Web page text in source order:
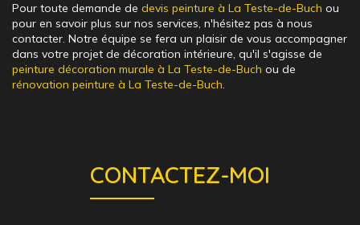
Pour toute demande de devis peinture à La Teste-de-Buch ou
pour en savoir plus sur nos services, n'hésitez pas à nous
contacter. Notre équipe se fera un plaisir de vous accompagner
dans votre projet de décoration intérieure, qu'il s'agisse de
peinture décoration murale à La Teste-de-Buch ou de
rénovation peinture à La Teste-de-Buch.
CONTACTEZ-MOI